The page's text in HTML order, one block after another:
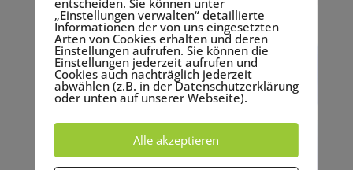
„Einstellungen verwalten“ detaillierte
Informationen der von uns eingesetzten
Arten von Cookies erhalten und deren
Einstellungen aufrufen. Sie können die
Einstellungen jederzeit aufrufen und
Cookies auch nachträglich jederzeit
abwählen (z.B. in der Datenschutzerklärung
oder unten auf unserer Webseite).
Alle akzeptieren